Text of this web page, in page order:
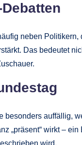
neben
Das bedeutet
besonders auffällig,
„präsent“ wirkt –